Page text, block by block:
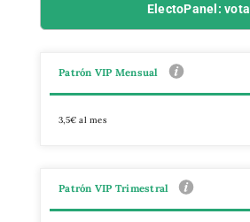
ElectoPanel: vota
Patrón VIP Mensual
3,5€ al mes
Patrón VIP Trimestral